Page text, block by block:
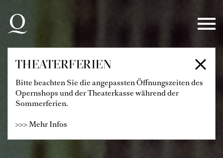
Zur Hauptnavigation springen
Zum Hauptinhalt springen
Zum Footer springen
THEATERFERIEN
Bitte beachten Sie die angepassten Öffnungszeiten des
Opernshops und der Theaterkasse während der
Sommerferien.
>>> Mehr Infos